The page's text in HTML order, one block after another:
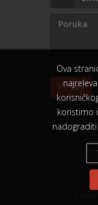
Pošalji
Ova
koristimo